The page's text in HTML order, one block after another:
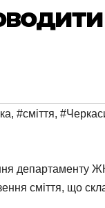
, #сміття,
департаменту
сміття, що